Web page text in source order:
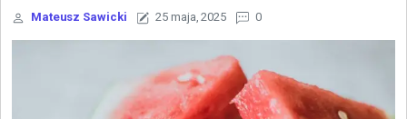
Mateusz Sawicki 25 maja, 2025 0